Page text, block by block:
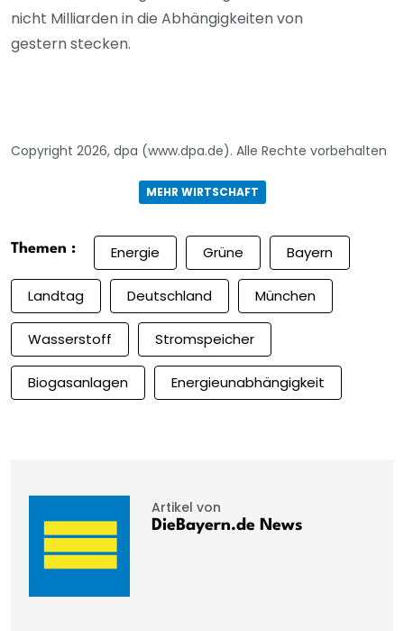
nicht Milliarden in die Abhängigkeiten von
gestern stecken.
Copyright 2026, dpa (www.dpa.de). Alle Rechte vorbehalten
MEHR WIRTSCHAFT
Themen : Energie Grüne Bayern
Landtag Deutschland München
Wasserstoff Stromspeicher
Biogasanlagen Energieunabhängigkeit
Artikel von
DieBayern.de News